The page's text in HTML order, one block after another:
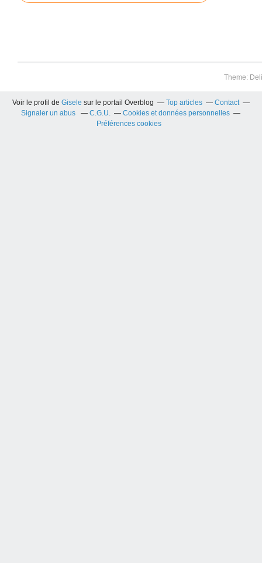
Theme:
Voir le profil de Gisele sur le portail Overblog Top articles
Contact
Signaler un abus
C.G.U.
Cookies et données personnelles
Préférences cookies